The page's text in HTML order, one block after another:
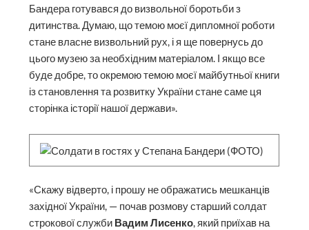
Бандера готувався до визвольної боротьби з
дитинства. Думаю, що темою моєї дипломної роботи
стане власне визвольний рух, і я ще повернусь до
цього музею за необхідним матеріалом. І якщо все
буде добре, то окремою темою моєї майбутньої книги
із становлення та розвитку України стане саме ця
сторінка історії нашої держави».
«Скажу відверто, і прошу не ображатись мешканців
західної України, — почав розмову старший солдат
строкової служби Вадим Лисенко, який приїхав на